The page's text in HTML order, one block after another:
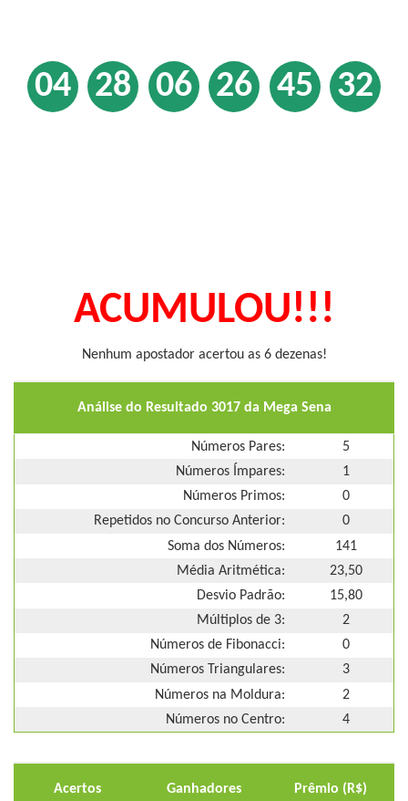
04 28 06 26 45 32
ACUMULOU!!!
Nenhum apostador acertou as 6 dezenas!
Análise do Resultado 3017 da Mega Sena
Números Pares:
5
Números Ímpares:
1
Números Primos:
0
Repetidos no Concurso Anterior:
0
Soma dos Números:
141
Média Aritmética:
23,50
Desvio Padrão:
15,80
Múltiplos de 3:
2
Números de Fibonacci:
0
Números Triangulares:
3
Números na Moldura:
2
Números no Centro:
4
Acertos Ganhadores Prêmio (R$)